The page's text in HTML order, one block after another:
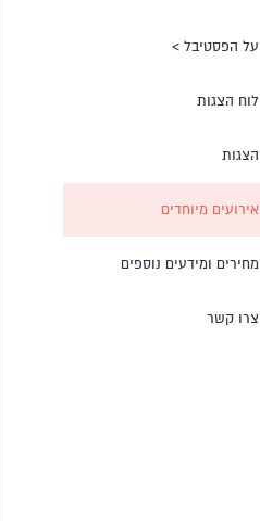
על הפסטיבל
לוח הצגות
הצגות
אירועים מיוחדים
מחירים ומידעים נוספים
צרו קשר